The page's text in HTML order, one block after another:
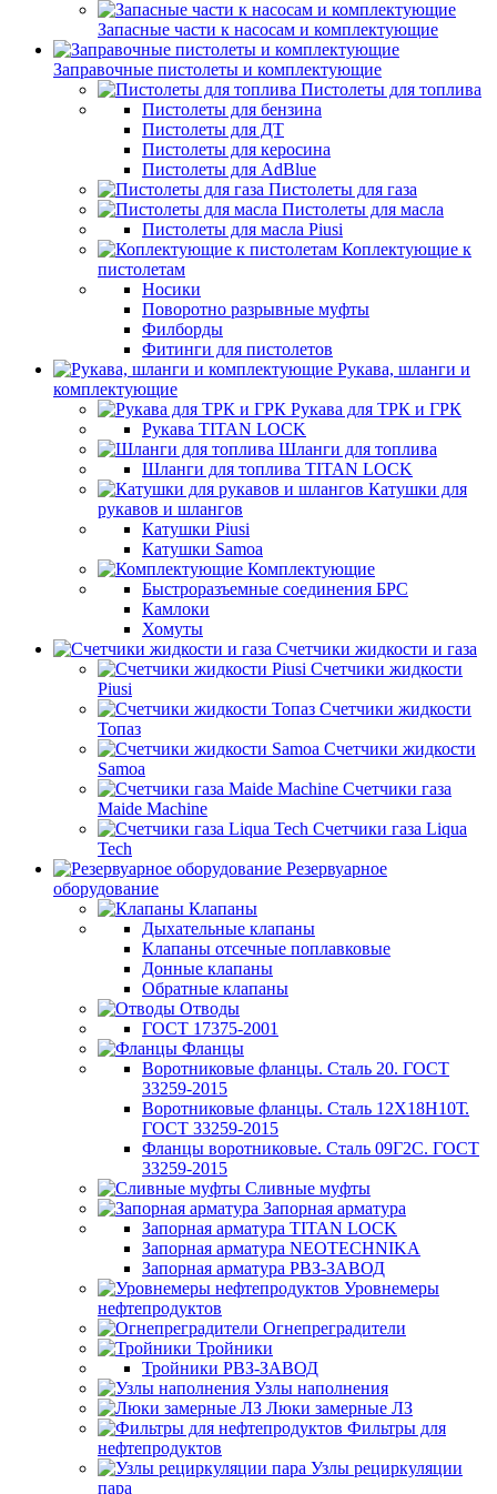
Запасные части к насосам и комплектующие
Заправочные пистолеты и комплектующие
Пистолеты для топлива
Пистолеты для бензина
Пистолеты для ДТ
Пистолеты для керосина
Пистолеты для AdBlue
Пистолеты для газа
Пистолеты для масла
Пистолеты для масла Piusi
Коплектующие к
пистолетам
Носики
Поворотно разрывные муфты
Филборды
Фитинги для пистолетов
Рукава, шланги и
комплектующие
Рукава для ТРК и ГРК
Рукава TITAN LOCK
Шланги для топлива
Шланги для топлива TITAN LOCK
Катушки для
рукавов и шлангов
Катушки Piusi
Катушки Samoa
Комплектующие
Быстроразъемные соединения БРС
Камлоки
Хомуты
Счетчики жидкости и газа
Счетчики жидкости
Piusi
Счетчики жидкости
Топаз
Счетчики жидкости
Samoa
Счетчики газа
Maide Machine
Счетчики газа Liqua
Tech
Резервуарное
оборудование
Клапаны
Дыхательные клапаны
Клапаны отсечные поплавковые
Донные клапаны
Обратные клапаны
Отводы
ГОСТ 17375-2001
Фланцы
Воротниковые фланцы. Сталь 20. ГОСТ
33259-2015
Воротниковые фланцы. Сталь 12Х18Н10Т.
ГОСТ 33259-2015
Фланцы воротниковые. Сталь 09Г2С. ГОСТ
33259-2015
Сливные муфты
Запорная арматура
Запорная арматура TITAN LOCK
Запорная арматура NEOTECHNIKA
Запорная арматура РВЗ-ЗАВОД
Уровнемеры
нефтепродуктов
Огнепреградители
Тройники
Тройники РВЗ-ЗАВОД
Узлы наполнения
Люки замерные ЛЗ
Фильтры для
нефтепродуктов
Узлы рециркуляции
пара